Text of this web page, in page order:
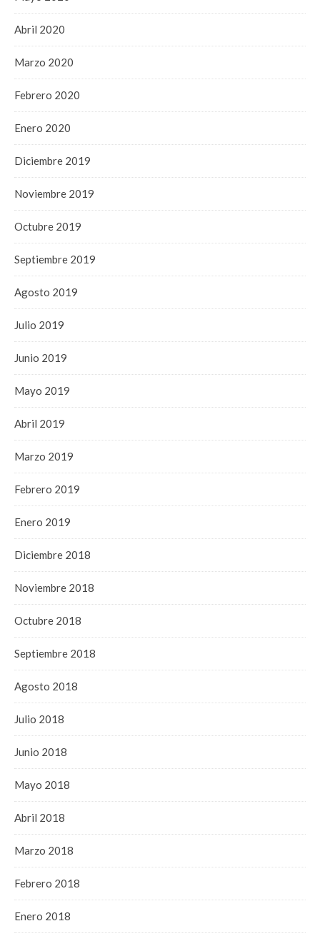
Abril 2020
Marzo 2020
Febrero 2020
Enero 2020
Diciembre 2019
Noviembre 2019
Octubre 2019
Septiembre 2019
Agosto 2019
Julio 2019
Junio 2019
Mayo 2019
Abril 2019
Marzo 2019
Febrero 2019
Enero 2019
Diciembre 2018
Noviembre 2018
Octubre 2018
Septiembre 2018
Agosto 2018
Julio 2018
Junio 2018
Mayo 2018
Abril 2018
Marzo 2018
Febrero 2018
Enero 2018